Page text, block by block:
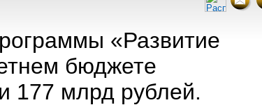
«Развитие
бюджете
177 млрд рублей.